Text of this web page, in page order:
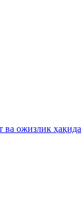
ва ожизлик ҳақида